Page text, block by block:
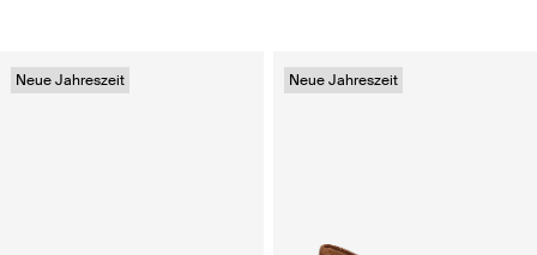
Neue Jahreszeit Neue Jahreszeit